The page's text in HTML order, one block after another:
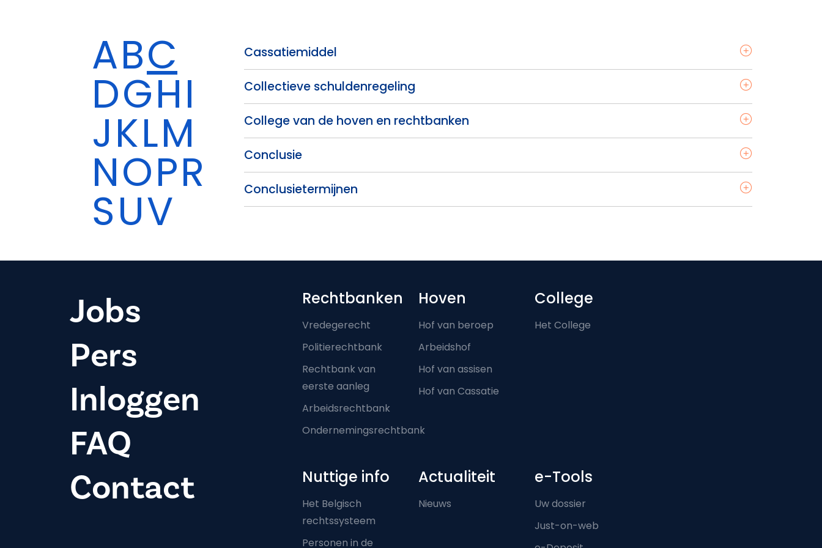
ABC
DGHI
JKLM
NOPR
SUV
Cassatiemiddel
Collectieve schuldenregeling
College van de hoven en rechtbanken
Conclusie
Conclusietermijnen
Jobs
Pers
Inloggen
FAQ
Contact
Footer-menu
Rechtbanken
Vredegerecht
Politierechtbank
Rechtbank van
eerste aanleg
Arbeidsrechtbank
Ondernemingsrechtbank
Hoven
Hof van beroep
Arbeidshof
Hof van assisen
Hof van Cassatie
College
Het College
Nuttige info
Het Belgisch
rechtssysteem
Personen in de
Actualiteit
Nieuws
e-Tools
Uw dossier
Just-on-web